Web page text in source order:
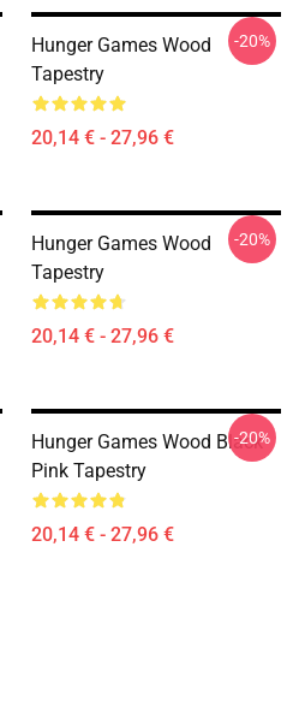
Hunger Games Wood
Tapestry
20,14 € - 27,96 €
-20%
Hunger Games Wood
Tapestry
20,14 € - 27,96 €
-20%
Hunger Games Wood Black
Pink Tapestry
20,14 € - 27,96 €
-20%